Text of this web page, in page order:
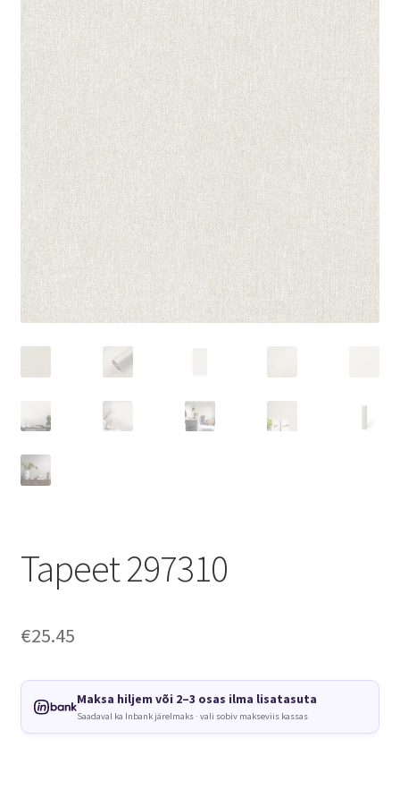
Tapeet 297310
€25.45
Maksa hiljem või 2–3 osas ilma lisatasuta
Saadaval ka Inbank järelmaks · vali sobiv makseviis kassas